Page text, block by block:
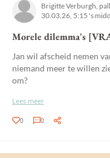
Brigitte Verburgh,
30.03.26, 5:15 's
Morele dilemma's
Jan wil afscheid nemen
niemand meer te willen
om?
Lees meer
0 0